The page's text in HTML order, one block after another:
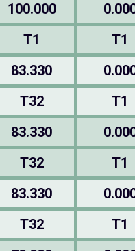
100.000
T1 T1
83.330
T32 T1
83.330
T32 T1
83.330
T32 T1